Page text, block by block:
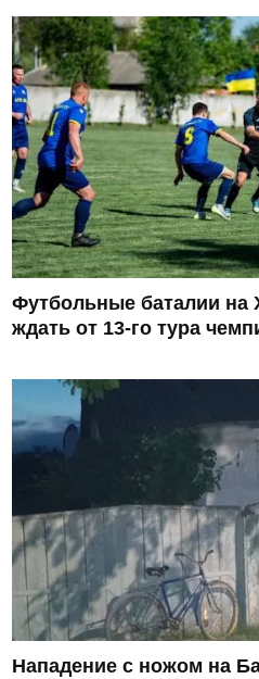
Футбольные баталии на
ждать от 13-го тура
Нападение с ножом на